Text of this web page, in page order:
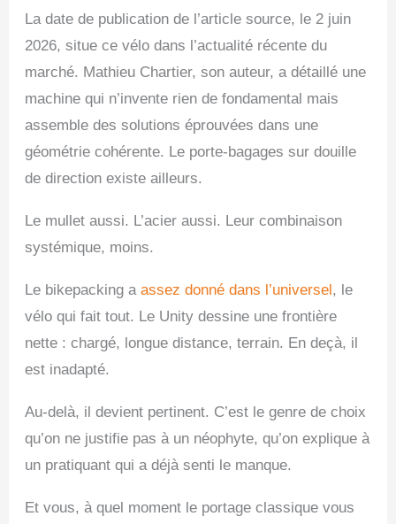
La date de publication de l’article source, le 2 juin
2026, situe ce vélo dans l’actualité récente du
marché. Mathieu Chartier, son auteur, a détaillé une
machine qui n’invente rien de fondamental mais
assemble des solutions éprouvées dans une
géométrie cohérente. Le porte-bagages sur douille
de direction existe ailleurs.
Le mullet aussi. L’acier aussi. Leur combinaison
systémique, moins.
Le bikepacking aassez donné dans l’universel, le
vélo qui fait tout. Le Unity dessine une frontière
nette : chargé, longue distance, terrain. En deçà, il
est inadapté.
Au-delà, il devient pertinent. C’est le genre de choix
qu’on ne justifie pas à un néophyte, qu’on explique à
un pratiquant qui a déjà senti le manque.
Et vous, à quel moment le portage classique vous